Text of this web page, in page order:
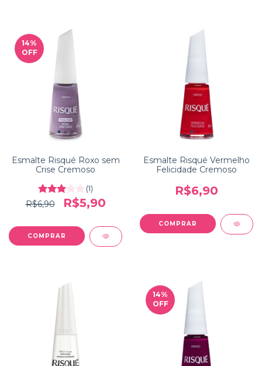
14%
OFF
Esmalte Risqué Roxo sem
Crise Cremoso
(1)
R$6,90 R$5,90
Esmalte Risqué Vermelho
Felicidade Cremoso
R$6,90
14%
OFF